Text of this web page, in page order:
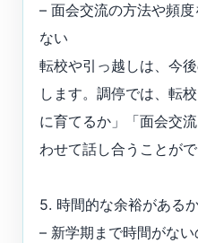
– 面会交流の方法や頻
ない
転校や引っ越しは、今
します。調停では、転
に育てるか」「面会交
わせて話し合うことがで
5. 時間的な余裕がある
– 新学期まで時間がな